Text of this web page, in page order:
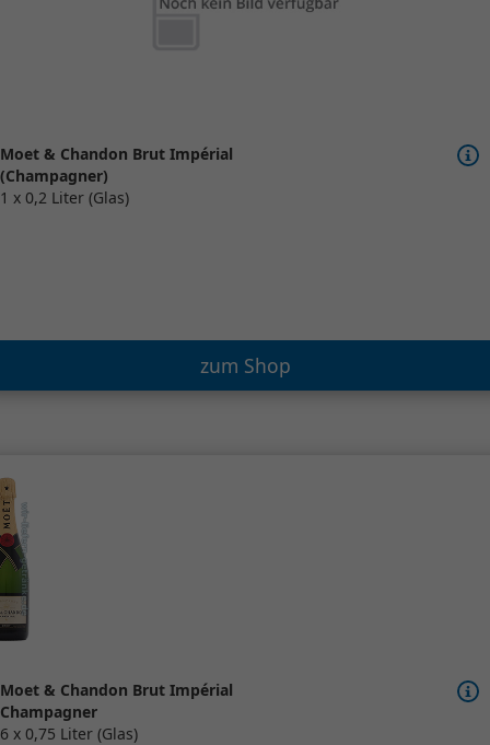
Moet & Chandon Brut Impérial
(Champagner)
1 x 0,2 Liter (Glas)
zum Shop
Moet & Chandon Brut Impérial
Champagner
6 x 0,75 Liter (Glas)